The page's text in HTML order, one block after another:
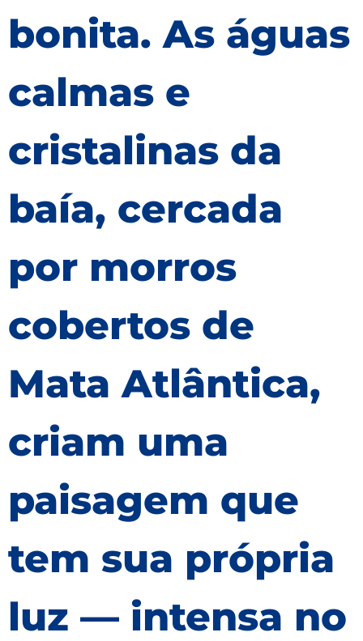
bonita. As águas
calmas e
cristalinas da
baía, cercada
por morros
cobertos de
Mata Atlântica,
criam uma
paisagem que
tem sua própria
luz — intensa no